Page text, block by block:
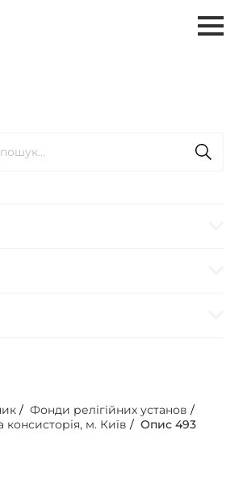
/ Фонди релігійних установ /
консисторія, м. Київ / Опис 493